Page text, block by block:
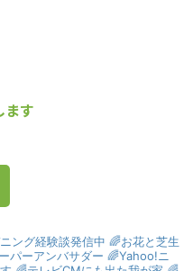
す
ング経験談発信中 🌈お花と芝生
パーアンバサダー 🌈Yahoo!ニ